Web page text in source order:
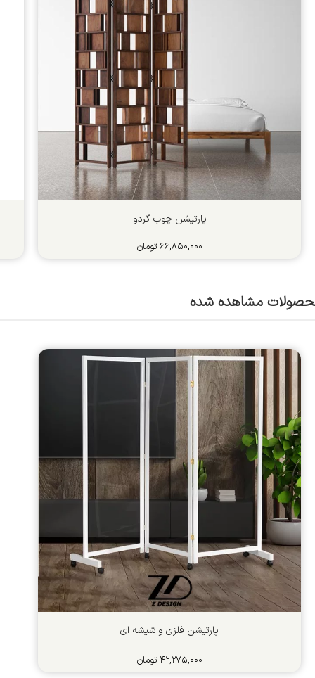
پارتیشن چوب گردو
۶۶,۸۵۰,۰۰۰ تومان
مشاهده شده
پارتیشن فلزی و شیشه ای
۴۲,۲۷۵,۰۰۰ تومان